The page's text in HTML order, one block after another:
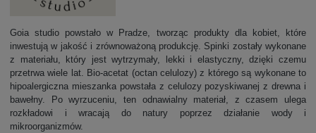
Goia studio powstało w Pradze, tworząc produkty dla kobiet, które
inwestują w jakość i zrównoważoną produkcję. Spinki zostały wykonane
z materiału, który jest wytrzymały, lekki i elastyczny, dzięki czemu
przetrwa wiele lat. Bio-acetat (octan celulozy) z którego są wykonane to
hipoalergiczna mieszanka powstała z celulozy pozyskiwanej z drewna i
bawełny. Po wyrzuceniu, ten odnawialny materiał, z czasem ulega
rozkładowi i wracają do natury poprzez działanie wody i
mikroorganizmów.